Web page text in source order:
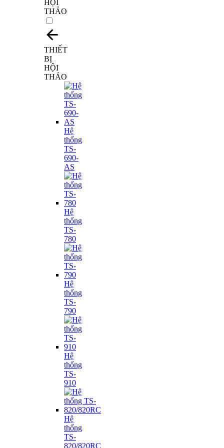
HỘI
THẢO
THIẾT
BỊ
HỘI
THẢO
Hệ
thống
TS-
690-
AS
Hệ
thống
TS-
780
Hệ
thống
TS-
790
Hệ
thống
TS-
910
Hệ
thống
TS-
820/820RC